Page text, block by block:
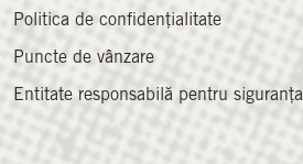
Politica de confidențialitate
Puncte de vânzare
Entitate responsabilă pentru